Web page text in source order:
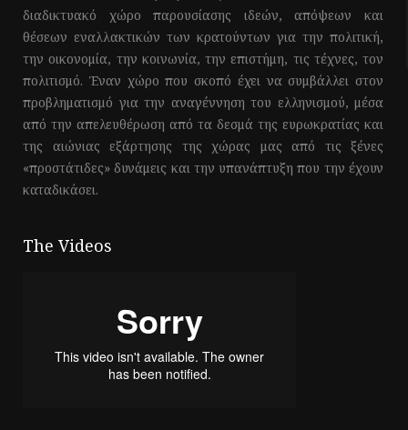
διαδικτυακό χώρο παρουσίασης ιδεών, απόψεων και
θέσεων εναλλακτικών των κρατούντων για την πολιτική,
την οικονομία, την κοινωνία, την επιστήμη, τις τέχνες, τον
πολιτισμό. Έναν χώρο που σκοπό έχει να συμβάλλει στον
προβληματισμό για την αναγέννηση του ελληνισμού, μέσα
από την απελευθέρωση από τα δεσμά της ευρωκρατίας και
της αιώνιας εξάρτησης της χώρας μας από τις ξένες
«προστάτιδες» δυνάμεις και την υπανάπτυξη που την έχουν
καταδικάσει.
The Videos